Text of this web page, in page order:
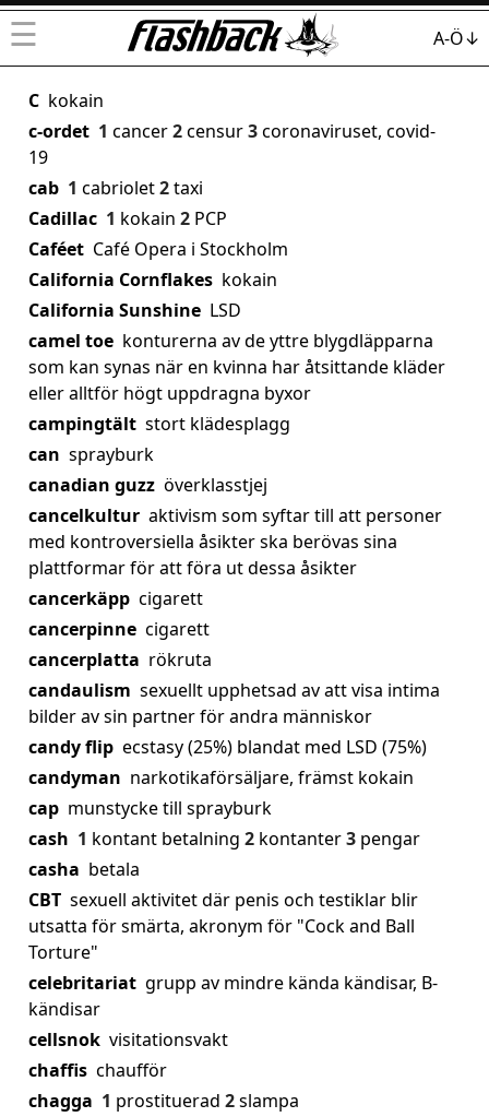
☰ A-Ö↓
C kokain
c-ordet 1 cancer2censur3coronaviruset, covid-
19
cab 1 cabriolet2taxi
Cadillac 1 kokain 2 PCP
Caféet Café Opera i Stockholm
California Cornflakes kokain
California Sunshine LSD
camel toe konturerna av de yttre blygdläpparna
som kan synas när en kvinna har åtsittande kläder
eller alltför högt uppdragna byxor
campingtält stort klädesplagg
can sprayburk
canadian guzz överklasstjej
cancelkultur aktivism som syftar till att personer
med kontroversiella åsikter ska berövas sina
plattformar för att föra ut dessa åsikter
cancerkäpp cigarett
cancerpinne cigarett
cancerplatta rökruta
candaulism sexuellt upphetsad av att visa intima
bilder av sin partner för andra människor
candy flip ecstasy (25%) blandat med LSD (75%)
candyman narkotikaförsäljare, främst kokain
cap munstycke till sprayburk
cash 1 kontant betalning 2 kontanter3 pengar
casha betala
CBT sexuell aktivitet där penis och testiklar blir
utsatta för smärta, akronym för "Cock and Ball
Torture"
celebritariat grupp av mindre kända kändisar, B-
kändisar
cellsnok visitationsvakt
chaffis chaufför
chagga 1 prostituerad 2slampa